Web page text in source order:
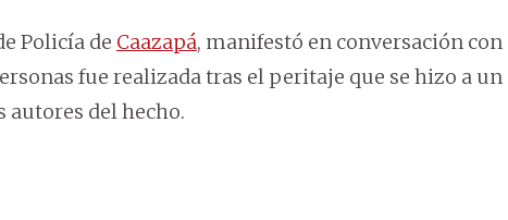
Policía de Caazapá, manifestó en conversación con
fue realizada tras el peritaje que se hizo a un
autores del hecho.